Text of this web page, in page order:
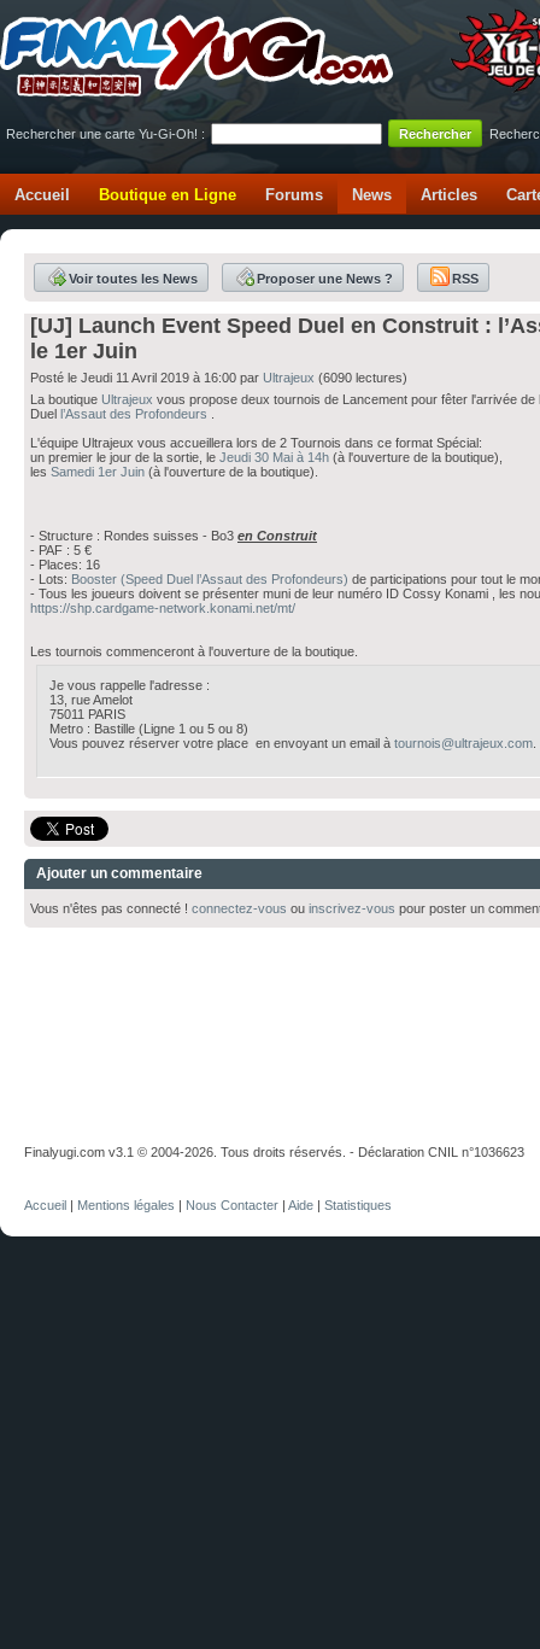
Rechercher une carte Yu-Gi-Oh! :
Accueil Boutique en Ligne Forums News Articles
Voir toutes les News Proposer une News ? RSS
[UJ] Launch Event Speed Duel en Construit :
le 1er Juin
Posté le Jeudi 11 Avril 2019 à 16:00 par Ultrajeux (6090 lectures)
La boutique Ultrajeux vous propose deux tournois de Lancement pour fêter l'arrivée de
Duel l’Assaut des Profondeurs
L'équipe Ultrajeux vous accueillera lors de 2 Tournois dans ce format Spécial:
un premier le jour de la sortie, le Jeudi 30 Mai à 14h (à l'ouverture de la boutique),
les Samedi 1er Juin (à l'ouverture de la boutique).
- Structure : Rondes suisses - Bo3 en Construit
- PAF : 5 €
- Places: 16
- Lots: Booster (Speed Duel l’Assaut des Profondeurs) de participations pour tout le
- Tous les joueurs doivent se présenter muni de leur numéro ID Cossy Konami , les
https://shp.cardgame-network.konami.net/mt/
Les tournois commenceront à l'ouverture de la boutique.
Je vous rappelle l'adresse :
13, rue Amelot
75011 PARIS
Metro : Bastille (Ligne 1 ou 5 ou 8)
Vous pouvez réserver votre place en envoyant un email à tournois@ultrajeux.com
Ajouter un commentaire
Vous n'êtes pas connecté ! connectez-vous ou inscrivez-vous pour poster un
Finalyugi.com v3.1 © 2004-2026. Tous droits réservés. - Déclaration CNIL n°1036623
Accueil | Mentions légales | Nous Contacter | Aide | Statistiques